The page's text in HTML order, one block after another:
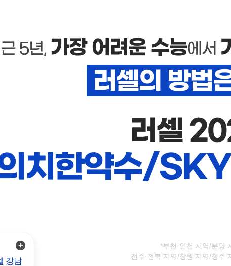
강남
*부천·인천 지역/분당
전주·전북 지역/창원 지역/청주